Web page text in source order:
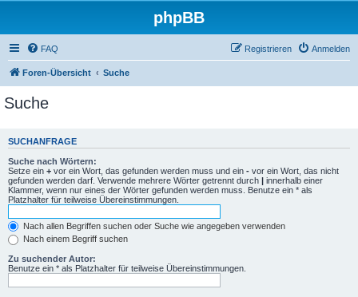
phpBB
FAQ Anmelden
Registrieren
Foren-Übersicht Suche
Suche
SUCHANFRAGE
Suche nach Wörtern:
Setze ein + vor ein Wort, das gefunden werden muss und ein - vor ein Wort, das nicht
gefunden werden darf. Verwende mehrere Wörter getrennt durch | innerhalb einer
Klammer, wenn nur eines der Wörter gefunden werden muss. Benutze ein * als
Platzhalter für teilweise Übereinstimmungen.
Nach allen Begriffen suchen oder Suche wie angegeben verwenden
Nach einem Begriff suchen
Zu suchender Autor:
Benutze ein * als Platzhalter für teilweise Übereinstimmungen.